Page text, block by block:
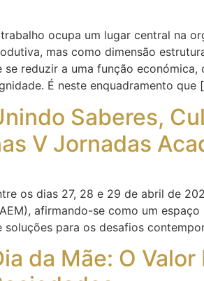
ocupa um lugar central na
mas como dimensão
se reduzir a uma função
É neste enquadramento que
Saberes,
V Jornadas
os dias 27, 28 e 29 de abril de
afirmando-se como um
soluções para os desafios
da Mãe: O